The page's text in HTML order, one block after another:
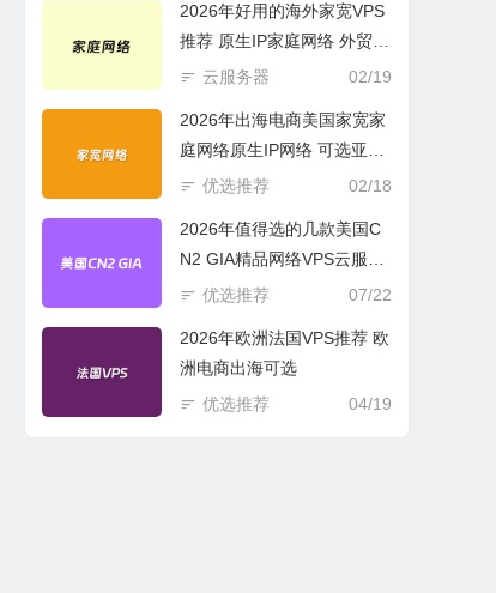
2026年好用的海外家宽VPS
推荐 原生IP家庭网络 外贸电
商必选
02/19
云服务器
2026年出海电商美国家宽家
庭网络原生IP网络 可选亚欧
美云服务器
02/18
优选推荐
2026年值得选的几款美国C
N2 GIA精品网络VPS云服务
器推荐
07/22
优选推荐
2026年欧洲法国VPS推荐 欧
洲电商出海可选
04/19
优选推荐